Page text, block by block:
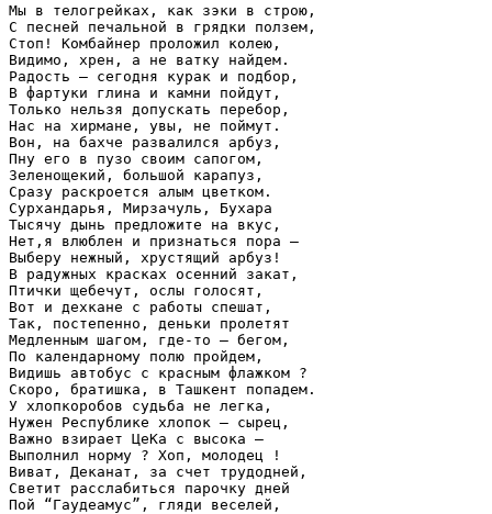
Мы в телогрейках, как зэки в строю,
С песней печальной в грядки ползем,
Стоп! Комбайнер проложил колею,
Видимо, хрен, а не ватку найдем.
Радость – сегодня курак и подбор,
В фартуки глина и камни пойдут,
Только нельзя допускать перебор,
Нас на хирмане, увы, не поймут.
Вон, на бахче развалился арбуз,
Пну его в пузо своим сапогом,
Зеленощекий, большой карапуз,
Сразу раскроется алым цветком.
Сурхандарья, Мирзачуль, Бухара
Тысячу дынь предложите на вкус,
Нет,я влюблен и признаться пора –
Выберу нежный, хрустящий арбуз!
В радужных красках осенний закат,
Птички щебечут, ослы голосят,
Вот и дехкане с работы спешат,
Так, постепенно, деньки пролетят
Медленным шагом, где-то – бегом,
По календарному полю пройдем,
Видишь автобус с красным флажком ?
Скоро, братишка, в Ташкент попадем.
У хлопкоробов судьба не легка,
Нужен Республике хлопок – сырец,
Важно взирает ЦеКа с высока –
Выполнил норму ? Хоп, молодец !
Виват, Деканат, за счет трудодней,
Светит расслабиться парочку дней
Пой “Гаудеамус”, гляди веселей,